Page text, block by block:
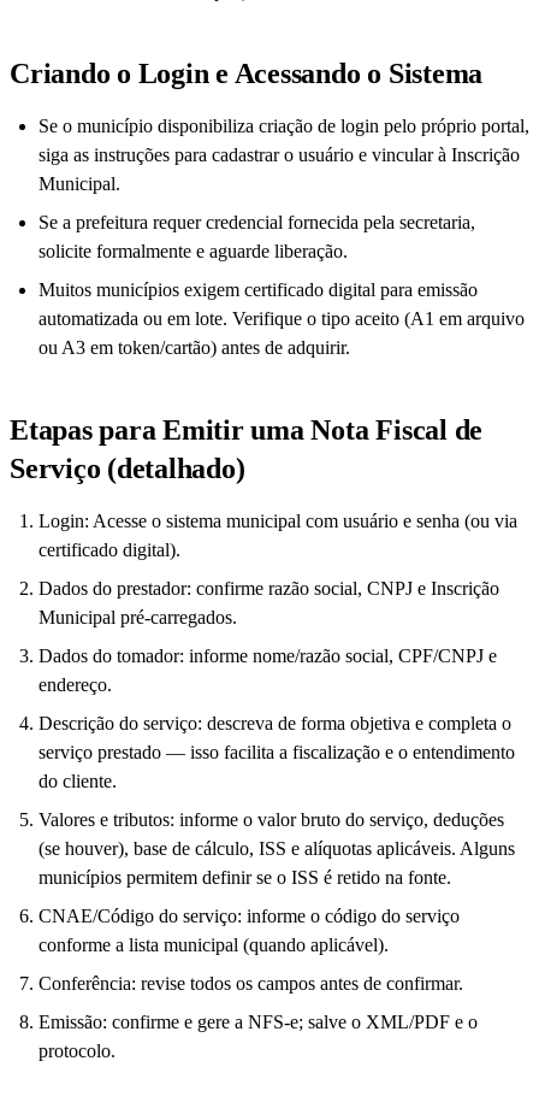
Criando o Login e Acessando o Sistema
Se o município disponibiliza criação de login pelo próprio portal,
siga as instruções para cadastrar o usuário e vincular à Inscrição
Municipal.
Se a prefeitura requer credencial fornecida pela secretaria,
solicite formalmente e aguarde liberação.
Muitos municípios exigem certificado digital para emissão
automatizada ou em lote. Verifique o tipo aceito (A1 em arquivo
ou A3 em token/cartão) antes de adquirir.
Etapas para Emitir uma Nota Fiscal de
Serviço (detalhado)
Login: Acesse o sistema municipal com usuário e senha (ou via
certificado digital).
Dados do prestador: confirme razão social, CNPJ e Inscrição
Municipal pré-carregados.
Dados do tomador: informe nome/razão social, CPF/CNPJ e
endereço.
Descrição do serviço: descreva de forma objetiva e completa o
serviço prestado — isso facilita a fiscalização e o entendimento
do cliente.
Valores e tributos: informe o valor bruto do serviço, deduções
(se houver), base de cálculo, ISS e alíquotas aplicáveis. Alguns
municípios permitem definir se o ISS é retido na fonte.
CNAE/Código do serviço: informe o código do serviço
conforme a lista municipal (quando aplicável).
Conferência: revise todos os campos antes de confirmar.
Emissão: confirme e gere a NFS-e; salve o XML/PDF e o
protocolo.